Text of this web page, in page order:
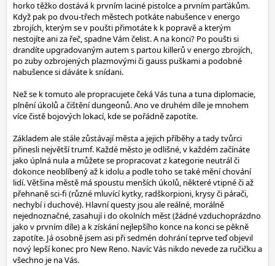
horko těžko dostává k prvním laciné pistolce a prvním parťákům.
Když pak po dvou-třech městech potkáte nabušence v energo
zbrojích, kterým se v poušti přimotáte k k popravě a kterým
nestojíte ani za řeč, spadne Vám čelist. A na konci? Po poušti si
drandíte upgradovaným autem s partou killerů v energo zbrojích,
po zuby ozbrojených plazmovými či gauss puškami a podobné
nabušence si dáváte k snídani.
Než se k tomuto ale propracujete čeká Vás tuna a tuna diplomacie,
plnění úkolů a čištění dungeonů. Ano ve druhém díle je mnohem
více čistě bojových lokací, kde se pořádně zapotíte.
Základem ale stále zůstávají města a jejich příběhy a tady tvůrci
přinesli největší trumf. Každé město je odlišné, v každém začínáte
jako úplná nula a můžete se propracovat z kategorie neutrál či
dokonce neoblíbený až k idolu a podle toho se také mění chování
lidí. Většina městě má spoustu menších úkolů, některé vtipné či až
přehnaně sci-fi (různé mluvící kytky, radškorpioni, krysy či párači,
nechybí i duchové). Hlavní questy jsou ale reálné, morálně
nejednoznačné, zasahují i do okolních měst (žádné vzduchoprázdno
jako v prvním díle) a k získání nejlepšího konce na konci se pěkně
zapotíte. Já osobně jsem asi při sedmén dohrání teprve teď objevil
nový lepší konec pro New Reno. Navíc Vás nikdo nevede za ručičku a
všechno je na Vás.